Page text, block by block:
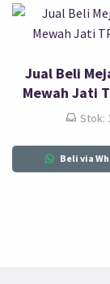
Jual Beli
Mewah Jati
Stok:
Beli via